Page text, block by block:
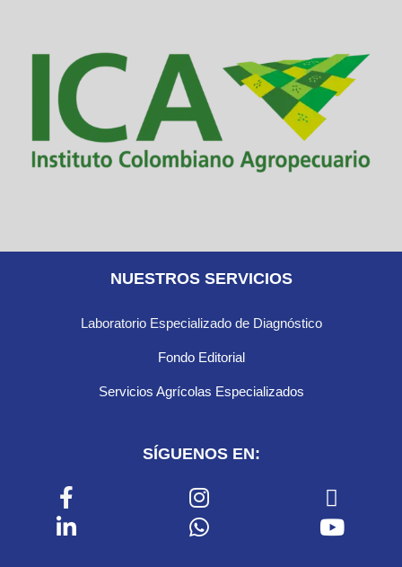
NUESTROS SERVICIOS
Laboratorio Especializado de Diagnóstico
Fondo Editorial
Servicios Agrícolas Especializados
SÍGUENOS EN: